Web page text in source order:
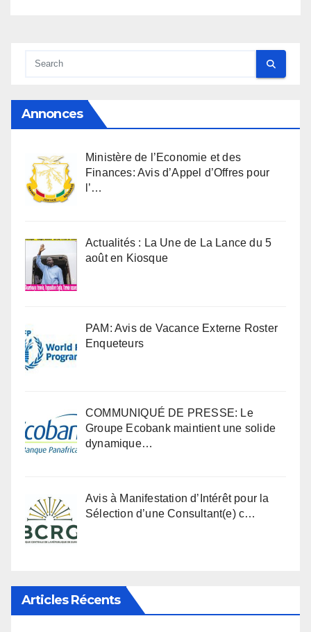
Annonces
Ministère de l’Economie et des
Finances: Avis d’Appel d’Offres pour
l’…
Actualités : La Une de La Lance du 5
août en Kiosque
PAM: Avis de Vacance Externe Roster
Enqueteurs
COMMUNIQUÉ DE PRESSE: Le
Groupe Ecobank maintient une solide
dynamique…
Avis à Manifestation d’Intérêt pour la
Sélection d’une Consultant(e) c…
Articles Récents